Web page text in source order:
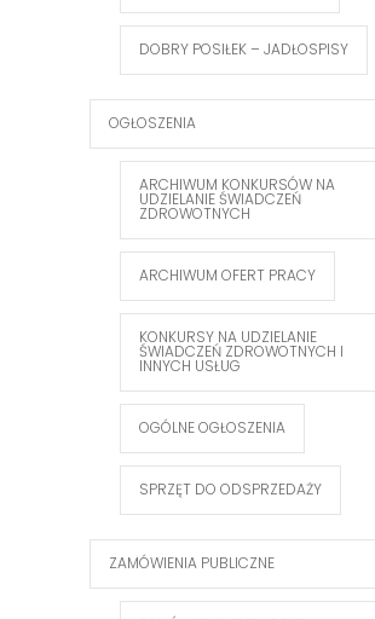
DOBRY POSIŁEK – JADŁOSPISY
OGŁOSZENIA
ARCHIWUM KONKURSÓW NA
UDZIELANIE ŚWIADCZEŃ
ZDROWOTNYCH
ARCHIWUM OFERT PRACY
KONKURSY NA UDZIELANIE
ŚWIADCZEŃ ZDROWOTNYCH I
INNYCH USŁUG
OGÓLNE OGŁOSZENIA
SPRZĘT DO ODSPRZEDAŻY
ZAMÓWIENIA PUBLICZNE